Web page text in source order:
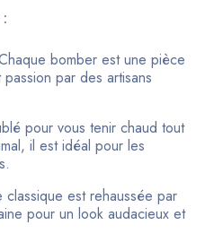
bomber est une pièce
par des artisans
pour vous tenir chaud tout
il est idéal pour les
classique est rehaussée par
pour un look audacieux et